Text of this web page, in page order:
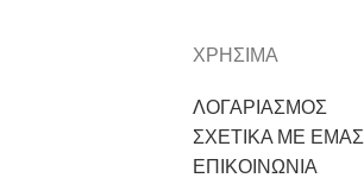
ΧΡΗΣΙΜΑ
ΛΟΓΑΡΙΑΣΜΟΣ
ΣΧΕΤΙΚΑ ΜΕ ΕΜΑΣ
ΕΠΙΚΟΙΝΩΝΙΑ